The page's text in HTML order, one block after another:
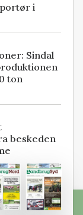
i
Sindal
ton
beskeden